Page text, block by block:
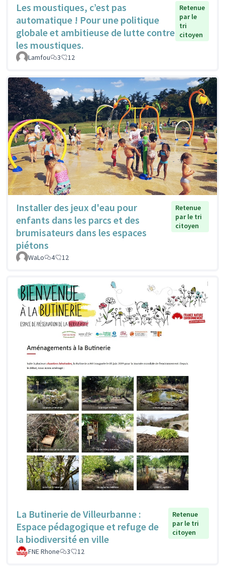
Les moustiques, c’est pas
automatique ! Pour une politique
globale et ambitieuse de lutte contre
les moustiques.
Retenue
par le
tri
citoyen
Lamfou 3 12
Installer des jeux d'eau pour
enfants dans les parcs et des
brumisateurs dans les espaces
piétons
Retenue
par le tri
citoyen
WaLo 4 12
La Butinerie de Villeurbanne :
Espace pédagogique et refuge de
la biodiversité en ville
Retenue
par le tri
citoyen
FNE Rhone 3 12